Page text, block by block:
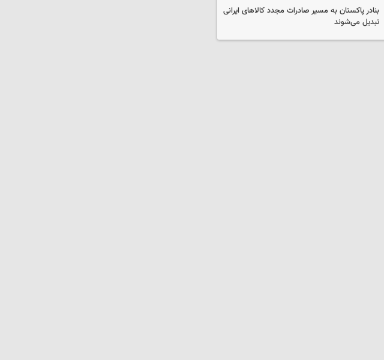
بنادر پاکستان به مسیر صادرات مجدد کالاهای ایرانی
تبدیل می‌شوند